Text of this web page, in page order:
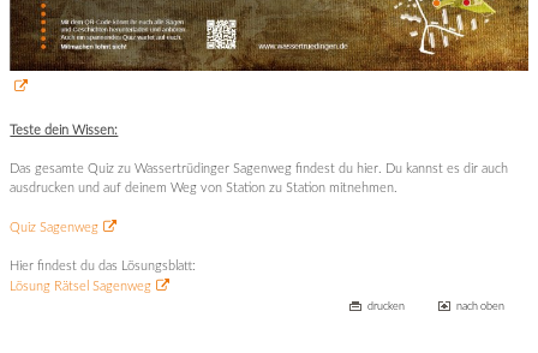
Teste dein Wissen:
Das gesamte Quiz zu Wassertrüdinger Sagenweg findest du hier. Du kannst es dir auch
ausdrucken und auf deinem Weg von Station zu Station mitnehmen.
Quiz Sagenweg
Hier findest du das Lösungsblatt:
Lösung Rätsel Sagenweg
drucken nach oben